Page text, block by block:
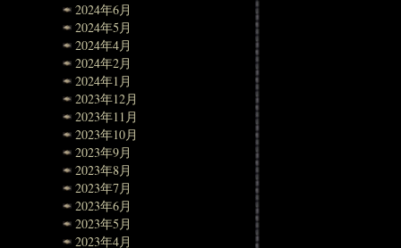
2024年6月
2024年5月
2024年4月
2024年2月
2024年1月
2023年12月
2023年11月
2023年10月
2023年9月
2023年8月
2023年7月
2023年6月
2023年5月
2023年4月